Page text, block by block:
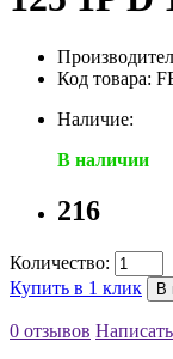
Код товара:
Наличие:
В наличии
216
Количество:
Купить в 1 клик
В
0 отзывов